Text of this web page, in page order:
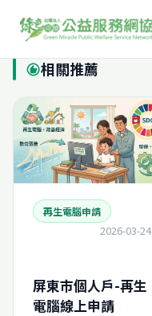
recommend相關推薦
再生電腦申請
2026-03-24
屏東市個人戶-再生
電腦線上申請